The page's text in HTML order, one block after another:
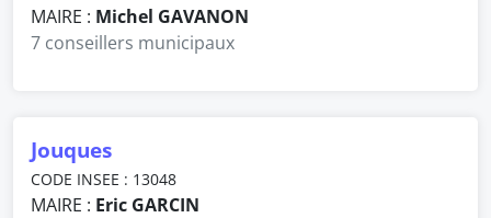
MAIRE : Michel GAVANON
7 conseillers municipaux
Jouques
CODE INSEE : 13048
MAIRE : Eric GARCIN